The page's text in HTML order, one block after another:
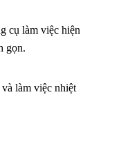
cụ làm việc hiện
gọn.
làm việc nhiệt